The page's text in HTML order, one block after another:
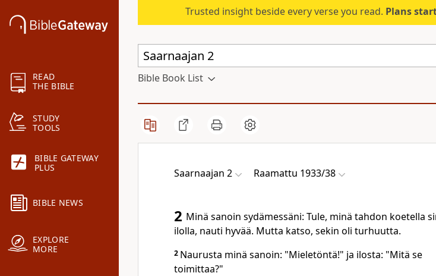
READ
THE BIBLE
STUDY
TOOLS
BIBLE GATEWAY
PLUS
BIBLE NEWS
EXPLORE
MORE
Trusted insight beside every verse you read. Plans
Bible Book List
Saarnaajan 2 Raamattu 1933/38
2 Minä sanoin sydämessäni: Tule, minä tahdon koetella
ilolla, nauti hyvää. Mutta katso, sekin oli turhuutta.
2 Naurusta minä sanoin: "Mieletöntä!" ja ilosta: "Mitä se
toimittaa?"